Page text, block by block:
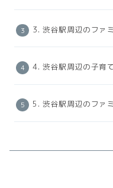
3. 渋谷駅周辺のファ
4. 渋谷駅周辺の子育
5. 渋谷駅周辺のファ